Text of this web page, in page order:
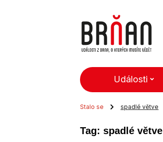
Události
Stalo se spadlé větve
Tag: spadlé větve